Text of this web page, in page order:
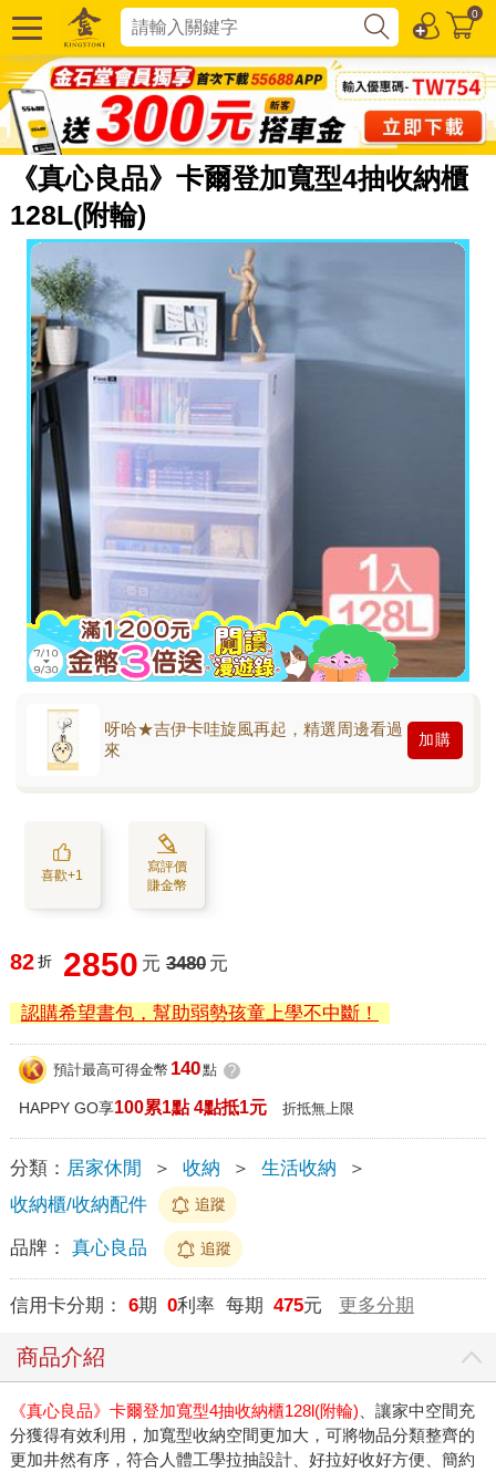
0
《真心良品》卡爾登加寬型4抽收納櫃
128L(附輪)
呀哈★吉伊卡哇旋風再起，精選周邊看過
來
加購
喜歡+1
寫評價
賺金幣
82 折 2850 元 3480 元
認購希望書包，幫助弱勢孩童上學不中斷！
預計最高可得金幣 140點 ?
HAPPY GO享100累1點 4點抵1元 折抵無上限
分類： 居家休閒 ＞ 收納 ＞ 生活收納
＞
收納櫃/收納配件
追蹤
品牌： 真心良品 追蹤
信用卡分期： 6期 0利率 每期 475元 更多分期
商品介紹
《真心良品》卡爾登加寬型4抽收納櫃128l(附輪) 、讓家中空間充
分獲得有效利用，加寬型收納空間更加大，可將物品分類整齊的
更加井然有序，符合人體工學拉抽設計、好拉好收好方便、簡約